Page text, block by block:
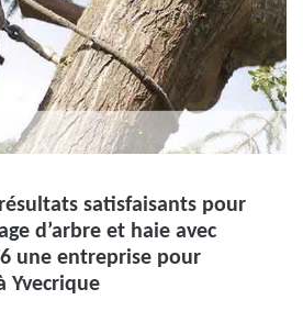
satisfaisants pour
d’arbre et haie avec
une entreprise pour
Yvecrique